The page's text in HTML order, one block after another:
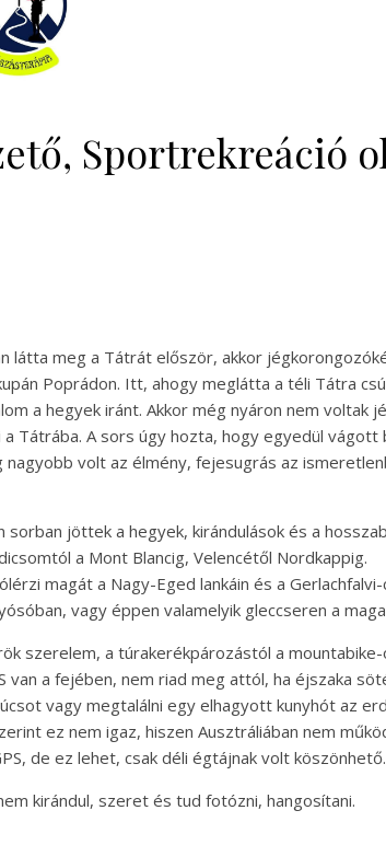
Sportrekreáció
látta meg a Tátrát először, akkor
Poprádon. Itt, ahogy meglátta a téli Tátra
a hegyek iránt. Akkor még nyáron nem voltak
a Tátrába. A sors úgy hozta, hogy egyedül vágott
nagyobb volt az élmény, fejesugrás az
sorban jöttek a hegyek, kirándulások és a
a Mont Blancig, Velencétől Nordkappig.
magát a Nagy-Eged lankáin és a
vagy éppen valamelyik gleccseren a
szerelem, a túrakerékpározástól a mountabike-
van a fejében, nem riad meg attól, ha éjszaka
vagy megtalálni egy elhagyott kunyhót az
ez nem igaz, hiszen Ausztráliában nem
de ez lehet, csak déli égtájnak volt köszönhető.
kirándul, szeret és tud fotózni, hangosítani.